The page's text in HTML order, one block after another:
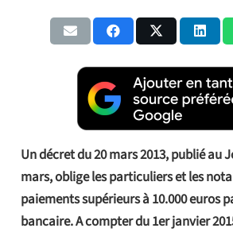
Un décret du 20 mars 2013, publié au
mars, oblige les particuliers et les
paiements supérieurs à 10.000 euros
bancaire. A compter du 1er janvier